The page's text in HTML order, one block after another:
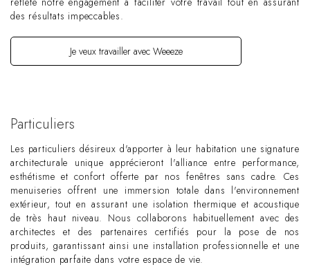
des résultats impeccables.
Je veux travailler avec Weeeze
Particuliers
Les particuliers désireux d'apporter à leur habitation une signature
architecturale unique apprécieront l'alliance entre performance,
esthétisme et confort offerte par nos fenêtres sans cadre. Ces
menuiseries offrent une immersion totale dans l'environnement
extérieur, tout en assurant une isolation thermique et acoustique
de très haut niveau. Nous collaborons habituellement avec des
architectes et des partenaires certifiés pour la pose de nos
produits, garantissant ainsi une installation professionnelle et une
intégration parfaite dans votre espace de vie.